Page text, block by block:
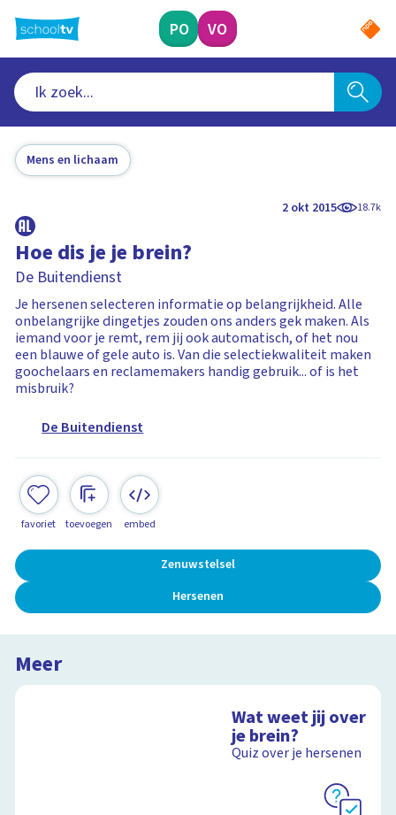
naar
hoofdinhoud
PO VO
Mens en lichaam
2 okt 2015 18.7k
Hoe dis je je brein?
De Buitendienst
Je hersenen selecteren informatie op belangrijkheid. Alle
onbelangrijke dingetjes zouden ons anders gek maken. Als
iemand voor je remt, rem jij ook automatisch, of het nou
een blauwe of gele auto is. Van die selectiekwaliteit maken
goochelaars en reclamemakers handig gebruik... of is het
misbruik?
De Buitendienst
favoriet toevoegen embed
Zenuwstelsel
Hersenen
Meer
Wat weet jij over
je brein?
Quiz over je hersenen